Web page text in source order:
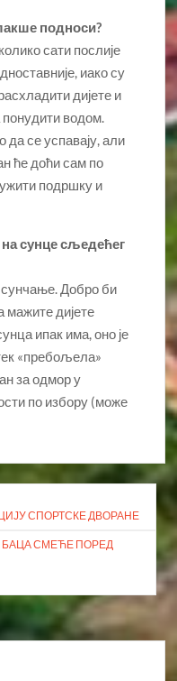
подноси?
сати послије
иако су
дијете и
понудити водом.
да се успавају, али
ће доћи сам по
подршку и
сунце сљедећег
сунчање. Добро би
мажите дијете
ипак има, оно је
«пребољела»
за одмор у
по избору (може
СПОРТСКЕ ДВОРАНЕ
БАЦА СМЕЋЕ ПОРЕД